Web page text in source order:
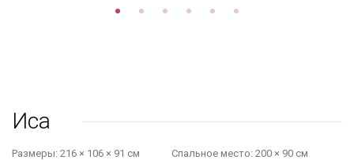
Иса
Размеры: 216 × 106 × 91 см Cпальное место: 200 × 90 см